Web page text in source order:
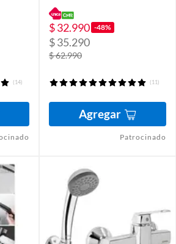
(14)
$ 32.990 -48%
$ 35.290
$ 62.990
(11)
Agregar
Patrocinado